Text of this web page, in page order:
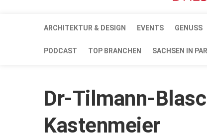
ARCHITEKTUR & DESIGN EVENTS GENUSS
PODCAST TOP BRANCHEN SACHSEN IN
Dr-Tilmann-
Kastenmeier